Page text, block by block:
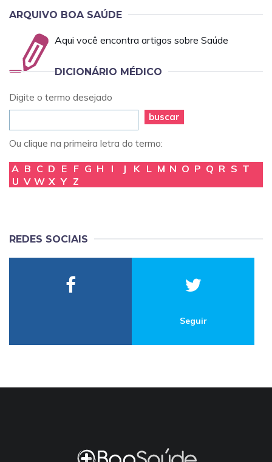
ARQUIVO BOA SAÚDE
Aqui você encontra artigos sobre Saúde
DICIONÁRIO MÉDICO
Digite o termo desejado
buscar
Ou clique na primeira letra do termo:
A B C D E F G H I J K L M N O P Q R S T
U V W X Y Z
REDES SOCIAIS
Seguir